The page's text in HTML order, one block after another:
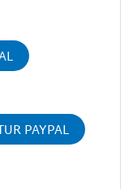
PAYPAL